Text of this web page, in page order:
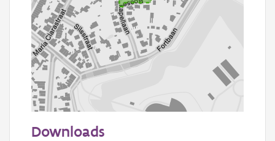
Informatie Vlaanderen
Downloads